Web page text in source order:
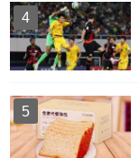
4
5